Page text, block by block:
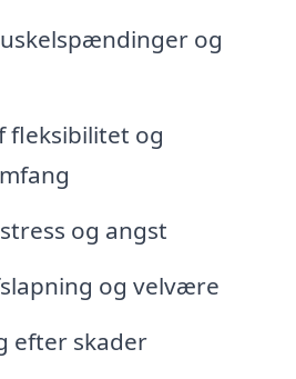
og
fleksibilitet og
og angst
og velvære
efter skader